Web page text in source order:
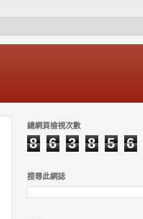
總網頁檢視次數
8 6 3 8 5 6
搜尋此網誌